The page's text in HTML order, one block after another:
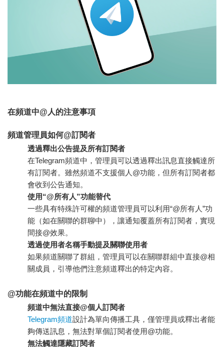
在頻道中@人的注意事項
頻道管理員如何@訂閱者
透過釋出公告提及所有訂閱者
在Telegram頻道中，管理員可以透過釋出訊息直接觸達所
有訂閱者。雖然頻道不支援個人@功能，但所有訂閱者都
會收到公告通知。
使用“@所有人”功能替代
一些具有特殊許可權的頻道管理員可以利用“@所有人”功
能（如在關聯的群聊中），讓通知覆蓋所有訂閱者，實現
間接@效果。
透過使用者名稱手動提及關聯使用者
如果頻道關聯了群組，管理員可以在關聯群組中直接@相
關成員，引導他們注意頻道釋出的特定內容。
@功能在頻道中的限制
頻道中無法直接@個人訂閱者
Telegram頻道設計為單向傳播工具，僅管理員或釋出者能
夠傳送訊息，無法對單個訂閱者使用@功能。
無法觸達隱藏訂閱者